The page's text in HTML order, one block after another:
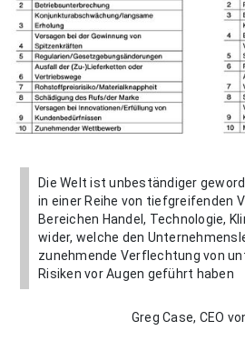
Die Welt ist unbeständiger
in einer Reihe von tiefgreifenden
Bereichen Handel, Technologie,
wider, welche den
zunehmende Verflechtung von
Risiken vor Augen geführt haben
Greg Case, CEO